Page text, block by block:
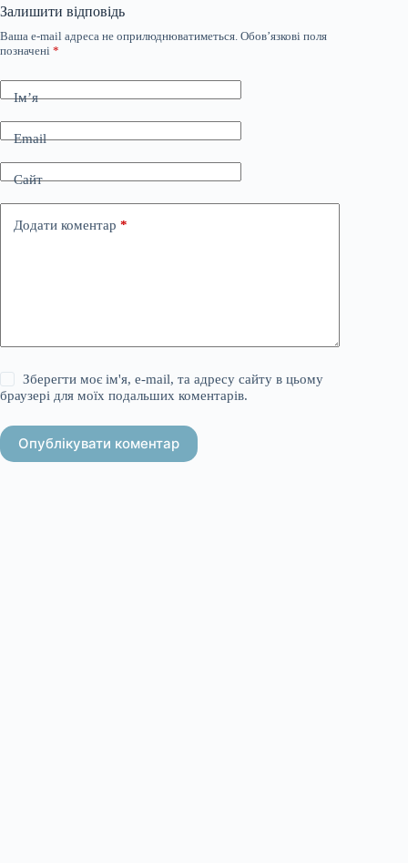
Залишити відповідь
Ваша e-mail адреса не оприлюднюватиметься. Обов’язкові поля
позначені *
Ім’я
Email
Сайт
Додати коментар *
Зберегти моє ім'я, e-mail, та адресу сайту в цьому
браузері для моїх подальших коментарів.
Опублікувати коментар